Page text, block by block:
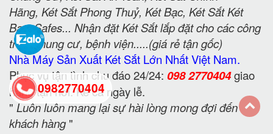
Hãng, Két Sắt Phong Thuỷ, Két Bạc, Két Sắt Két
Bạc, Safes... Nhận đặt Két Sắt lắp đặt cho các công
trình chung cư, bệnh viện.....(giá rẻ tận gốc)
Nhà Máy Sản Xuất Két Sắt Lớn Nhất Việt Nam.
Phục vụ tận tình chu đáo 24/24: 098 2770404giao
hàng tận nơi. Kể cả ngày lễ.
" Luôn luôn mang lại sự hài lòng mong đợi đến
khách hàng"
0982770404